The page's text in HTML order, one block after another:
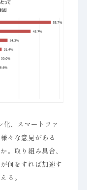
化、スマートファ
々な意見がある
。取り組み具合、
何をすれば加速す
る。